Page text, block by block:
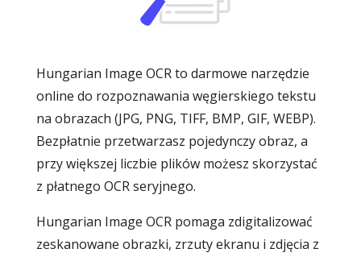
Hungarian Image OCR to darmowe narzędzie
online do rozpoznawania węgierskiego tekstu
na obrazach (JPG, PNG, TIFF, BMP, GIF, WEBP).
Bezpłatnie przetwarzasz pojedynczy obraz, a
przy większej liczbie plików możesz skorzystać
z płatnego OCR seryjnego.
Hungarian Image OCR pomaga zdigitalizować
zeskanowane obrazki, zrzuty ekranu i zdjęcia z